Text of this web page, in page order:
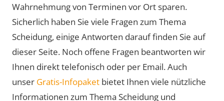
Wahrnehmung von Terminen vor Ort sparen.
Sicherlich haben Sie viele Fragen zum Thema
Scheidung, einige Antworten darauf finden Sie auf
dieser Seite. Noch offene Fragen beantworten wir
Ihnen direkt telefonisch oder per Email. Auch
unser Gratis-Infopaket bietet Ihnen viele nützliche
Informationen zum Thema Scheidung und